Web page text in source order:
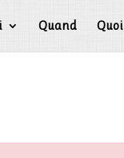
Quand Quoi